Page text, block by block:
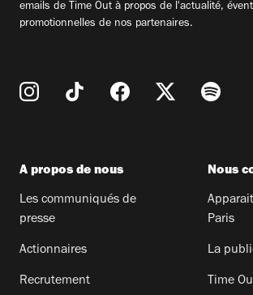
emails de Time Out à propos de l'actualité,
promotionnelles de nos partenaires.
A propos de nous
Les communiqués de
presse
Actionnaires
Recrutement
Nous
Paris
La
Time